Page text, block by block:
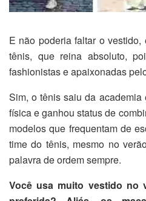
E não poderia faltar o
tênis, que reina absoluto,
fashionistas e apaixonadas
Sim, o tênis saiu da
física e ganhou status de
modelos que frequentam de
time do tênis, mesmo no
palavra de ordem sempre.
Você usa muito vestido no